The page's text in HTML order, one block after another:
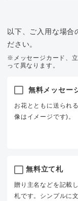
以下、ご入用な場合
ださい。
※メッセージカード、
って異なります。
無料メッセー
お花とともに送られ
像はイメージです)。
無料立て札
贈り主名などを記載
札です。シンプルに